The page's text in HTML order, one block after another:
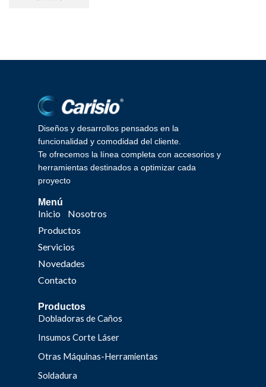
Diseños y desarrollos pensados en la
funcionalidad y comodidad del cliente.
Te ofrecemos la línea completa con accesorios y
herramientas destinados a optimizar cada
proyecto
Menú
Inicio
Nosotros
Productos
Servicios
Novedades
Contacto
Productos
Dobladoras de Caños
Insumos Corte Láser
Otras Máquinas-Herramientas
Soldadura